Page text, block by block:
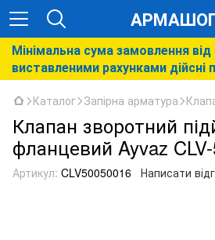
Мінімальна сума замовлення
виставленими рахунками дійсні
Каталог Запірна арматура
Клапан зворотний
фланцевий Ayvaz
Артикул: CLV50050016 Написати